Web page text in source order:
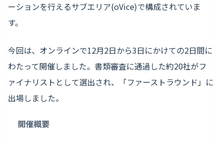
ーションを行えるサブエリア(oVice)で構成されていま
す。
今回は、オンラインで12月2日から3日にかけての2日間に
わたって開催しました。書類審査に通過した約20社がフ
ァイナリストとして選出され、「ファーストラウンド」に
出場しました。
開催概要